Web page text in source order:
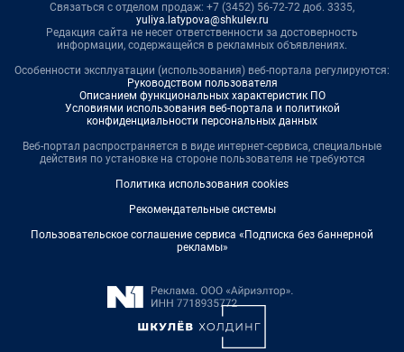
Связаться с отделом продаж: +7 (3452) 56-72-72 доб. 3335,
yuliya.latypova@shkulev.ru
Редакция сайта не несет ответственности за достоверность
информации, содержащейся в рекламных объявлениях.
Особенности эксплуатации (использования) веб-портала регулируются:
Руководством пользователя
Описанием функциональных характеристик ПО
Условиями использования веб-портала и политикой
конфиденциальности персональных данных
Веб-портал распространяется в виде интернет-сервиса, специальные
действия по установке на стороне пользователя не требуются
Политика использования cookies
Рекомендательные системы
Пользовательское соглашение сервиса «Подписка без баннерной
рекламы»